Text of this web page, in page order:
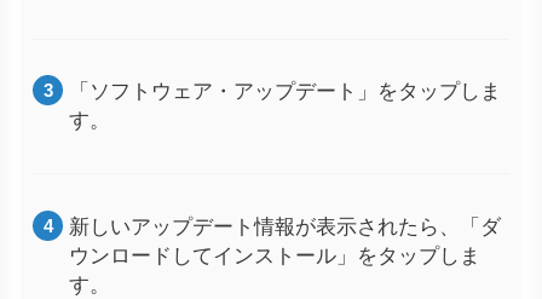
「ソフトウェア・アップデート」をタップしま
す。
新しいアップデート情報が表示されたら、「ダ
ウンロードしてインストール」をタップしま
す。